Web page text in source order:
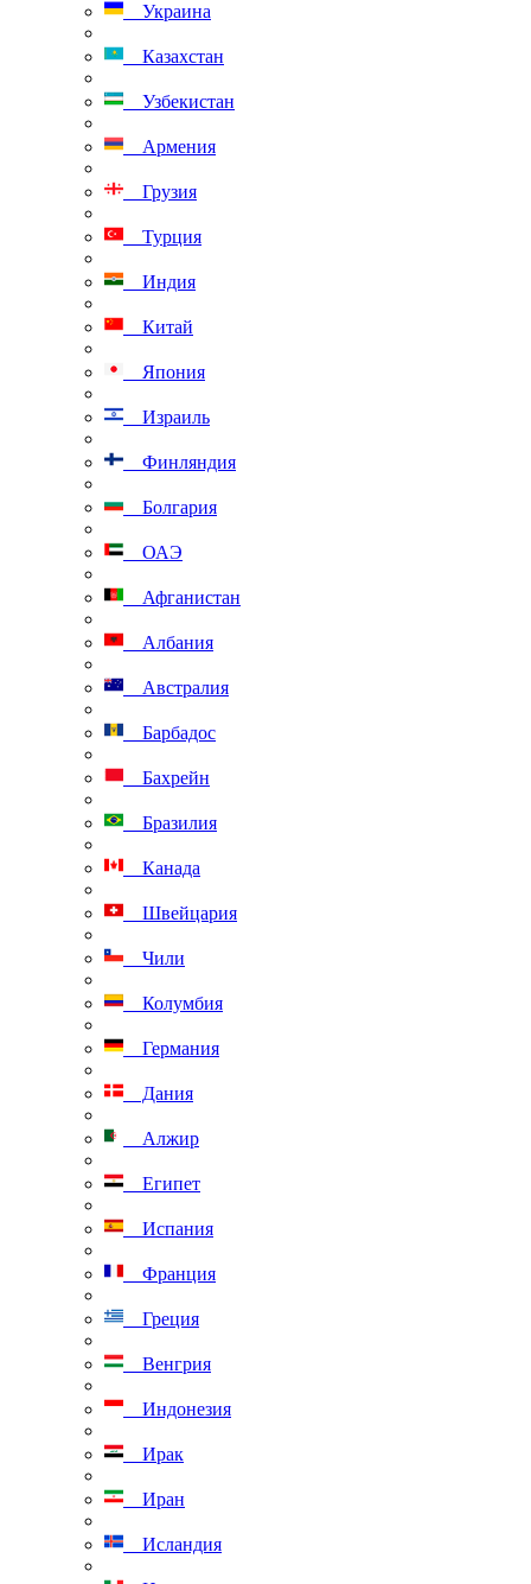
Украина
Казахстан
Узбекистан
Армения
Грузия
Турция
Индия
Китай
Япония
Израиль
Финляндия
Болгария
ОАЭ
Афганистан
Албания
Австралия
Барбадос
Бахрейн
Бразилия
Канада
Швейцария
Чили
Колумбия
Германия
Дания
Алжир
Египет
Испания
Франция
Греция
Венгрия
Индонезия
Ирак
Иран
Исландия